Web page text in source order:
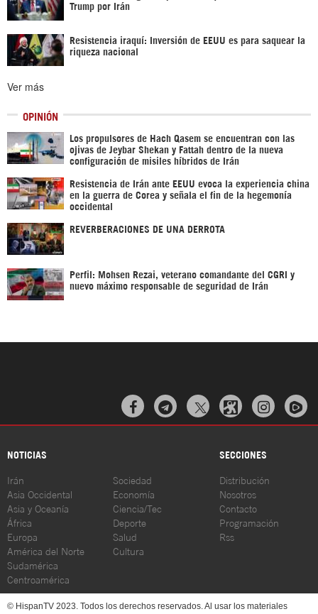
Trump por Irán
Resistencia iraquí: Inversión de EEUU es para saquear la
riqueza nacional
Ver más
OPINIÓN
Los propulsores de Hach Qasem se encuentran con las
ojivas de Jeybar Shekan y Fattah dentro de la nueva
configuración de misiles híbridos de Irán
Resistencia de Irán ante EEUU evoca la experiencia china
en la guerra de Corea y señala el fin de la hegemonía
occidental
REVERBERACIONES DE UNA DERROTA
Perfil: Mohsen Rezai, veterano comandante del CGRI y
nuevo máximo responsable de seguridad de Irán
  
NOTICIAS SECCIONES
Irán
Asia Occidental
Asia y Oceanía
África
Europa
América del Norte
Sudamérica
Centroamérica
Sociedad
Economía
Ciencia/Tec
Deporte
Salud
Cultura
Distribución
Nosotros
Contacto
Programación
Rss
© HispanTV 2023. Todos los derechos reservados. Al usar los materiales